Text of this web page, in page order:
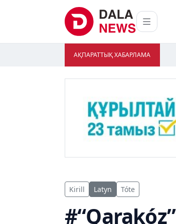
АҚПАРАТТЫҚ ХАБАРЛАМА
Kirill Latyn Tóte
#“Qarakóz”